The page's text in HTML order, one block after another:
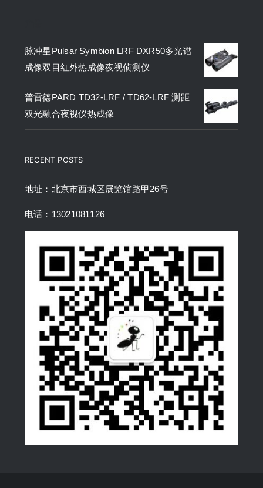
脉冲星Pulsar Symbion LRF DXR50多光谱
成像双目红外热成像夜视侦测仪
普雷德PARD TD32-LRF / TD62-LRF 测距
双光融合夜视仪热成像
RECENT POSTS
地址：北京市西城区展览馆路甲26号
电话：13021081126